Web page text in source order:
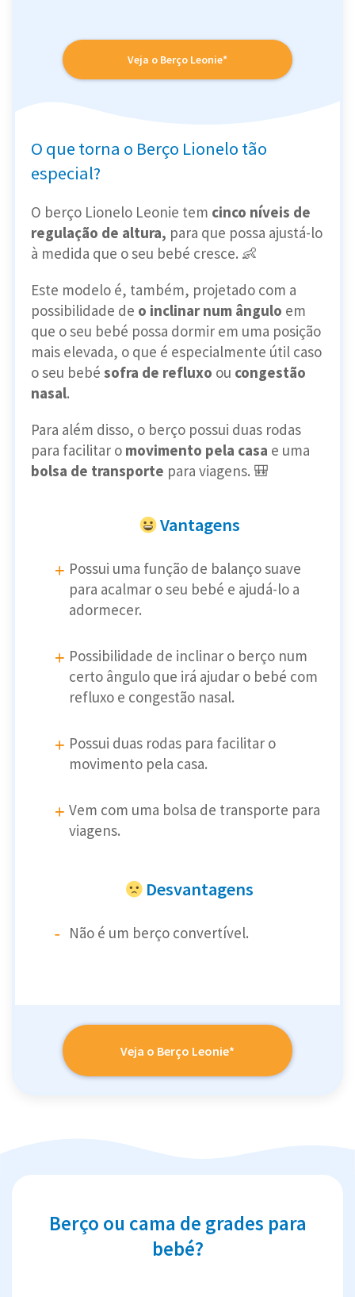
Veja o Berço Leonie*
O que torna o Berço Lionelo tão
especial?
O berço Lionelo Leonie tem cinco níveis de
regulação de altura, para que possa ajustá-lo
à medida que o seu bebé cresce. 👶
Este modelo é, também, projetado com a
possibilidade de o inclinar num ângulo em
que o seu bebé possa dormir em uma posição
mais elevada, o que é especialmente útil caso
o seu bebé sofra de refluxo ou congestão
nasal.
Para além disso, o berço possui duas rodas
para facilitar o movimento pela casa e uma
bolsa de transporte para viagens. 🎒
Vantagens
Possui uma função de balanço suave
para acalmar o seu bebé e ajudá-lo a
adormecer.
Possibilidade de inclinar o berço num
certo ângulo que irá ajudar o bebé com
refluxo e congestão nasal.
Possui duas rodas para facilitar o
movimento pela casa.
Vem com uma bolsa de transporte para
viagens.
Desvantagens
Não é um berço convertível.
Veja o Berço Leonie*
Berço ou cama de grades para
bebé?